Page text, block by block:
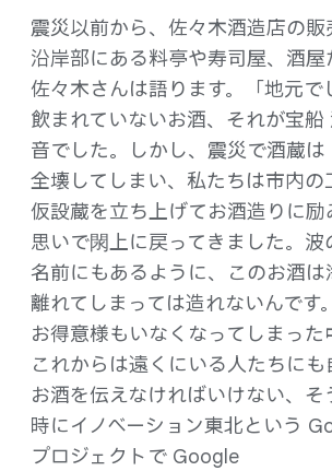
震災以前から、​佐々木酒造店の​販
沿岸部に​ある​料亭や​寿司屋、​酒屋
佐々木さんは​語ります。​「地元で
飲まれていない​お酒、​それが​宝船
音でした。​しかし、​震災で​酒蔵は​
全壊してしまい、​私たちは​市内の​
仮設蔵を​立ち上げてお酒造りに​励
思いで​閖上に​戻ってきました。​波
名前にも​あるように、​この​お酒は​
離れてしまっては​造れないんです
お得意様もいなくなってしまった​
これからは​遠くに​いる​人たちにも​
お酒を​伝えなければいけない、そ
時に​イノベーション東北と​いう
プロジェクトで Google